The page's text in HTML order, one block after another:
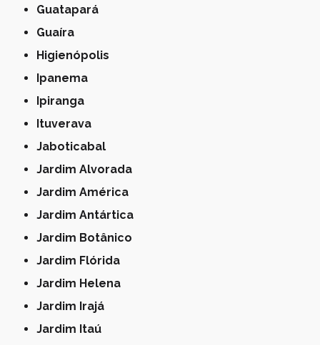
Guatapará
Guaíra
Higienópolis
Ipanema
Ipiranga
Ituverava
Jaboticabal
Jardim Alvorada
Jardim América
Jardim Antártica
Jardim Botânico
Jardim Flórida
Jardim Helena
Jardim Irajá
Jardim Itaú